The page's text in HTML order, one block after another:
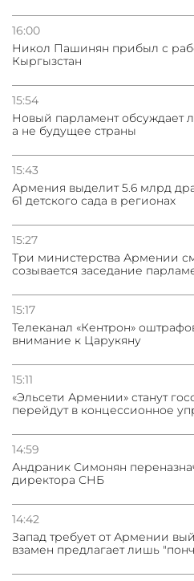
16:00
Никол Пашинян прибыл с
Кыргызстан
15:54
Новый парламент обсуждает
а не будущее страны
15:43
Армения выделит 5.6 млрд
61 детского сада в регионах
15:27
Три министерства Армении
созывается заседание
15:17
Телеканал «Кентрон»
внимание к Царукяну
15:11
«Эльсети Армении» станут
перейдут в концессионное
14:59
Андраник Симонян
директора СНБ
14:42
Запад требует от Армении
взамен предлагает лишь